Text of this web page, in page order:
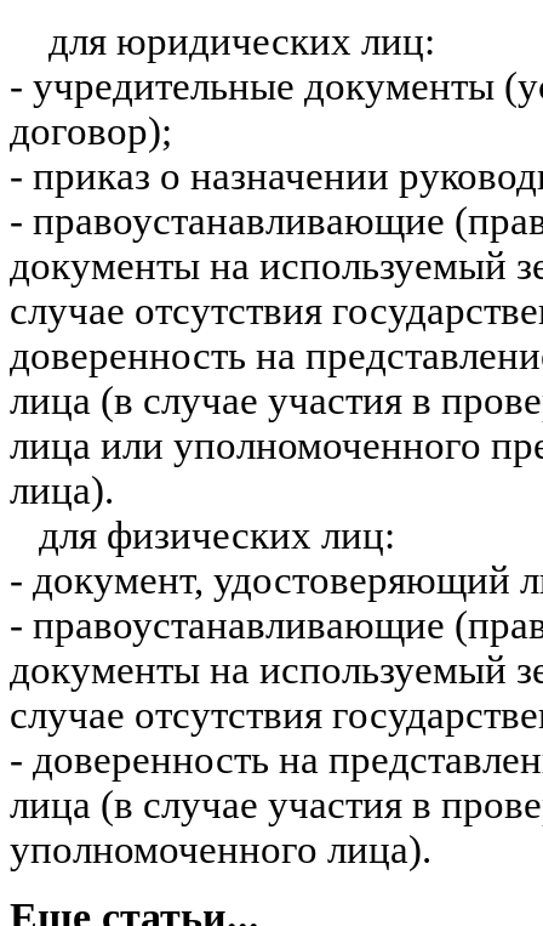
для юридических лиц:
- учредительные документы
договор);
- приказ о назначении
- правоустанавливающие
документы на используемый
случае отсутствия
доверенность на
лица (в случае участия в
лица или уполномоченного
лица).
для физических лиц:
- документ, удостоверяющий
- правоустанавливающие
документы на используемый
случае отсутствия
- доверенность на
лица (в случае участия в
уполномоченного лица).